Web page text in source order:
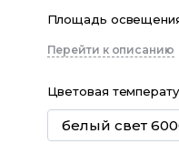
Площадь
Перейти к описанию
Цветовая
белый свет